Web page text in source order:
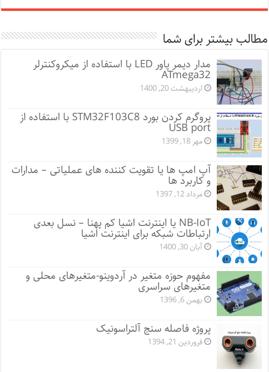
مطالب بیشتر برای شما
مدار دیمر پاور LED با استفاده از میکروکنترلر
ATmega32
اردیبهشت 20, 1400
پروگرم کردن بورد STM32F103C8 با استفاده از
USB port
مهر 18, 1399
آپ امپ ها یا تقویت کننده های عملیاتی – مدارات
و کاربرد ها
مرداد 12, 1397
NB-IoT یا اینترنت اشیا کم پهنا – نسل بعدی
ارتباطات شبکه برای اینترنت اشیا
آبان 30, 1400
مفهوم حوزه متغیر در آردوینو-متغیرهای محلی و
متغیرهای سراسری
بهمن 6, 1396
پروژه فاصله سنج آلتراسونیک
فروردین 21, 1394